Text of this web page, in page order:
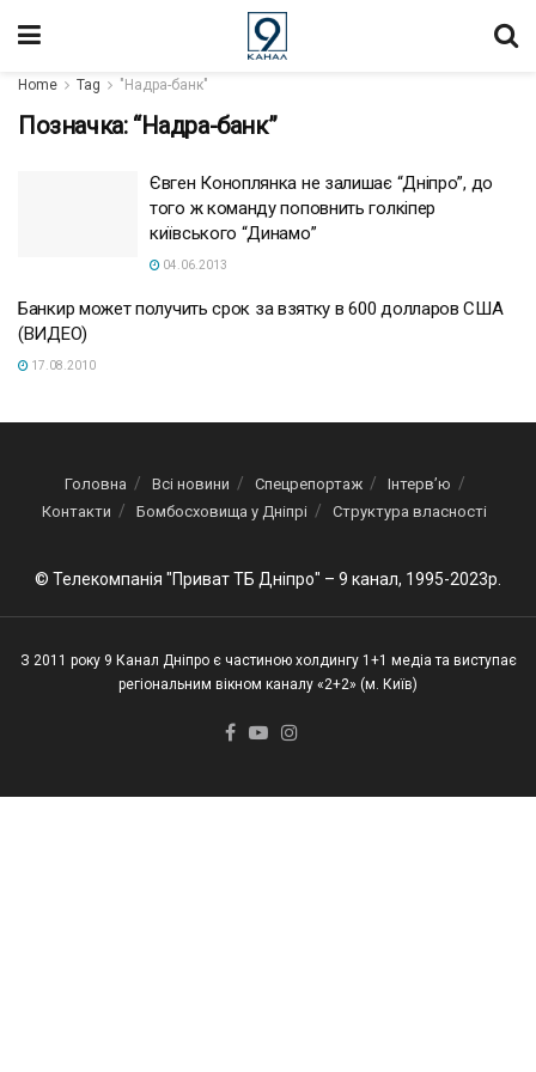
Home Tag "Надра-банк"
Позначка: “Надра-банк”
Євген Коноплянка не залишає “Дніпро”, до
того ж команду поповнить голкіпер
київського “Динамо”
04.06.2013
Банкир может получить срок за взятку в 600 долларов США
(ВИДЕО)
17.08.2010
Головна Всі новини Спецрепортаж
Інтерв’ю
Контакти
Бомбосховища у Дніпрі Структура власності
© Телекомпанія "Приват ТБ Дніпро" – 9 канал, 1995-2023р.
З 2011 року 9 Канал Дніпро є частиною холдингу 1+1 медіа та виступає
регіональним вікном каналу «2+2» (м. Київ)